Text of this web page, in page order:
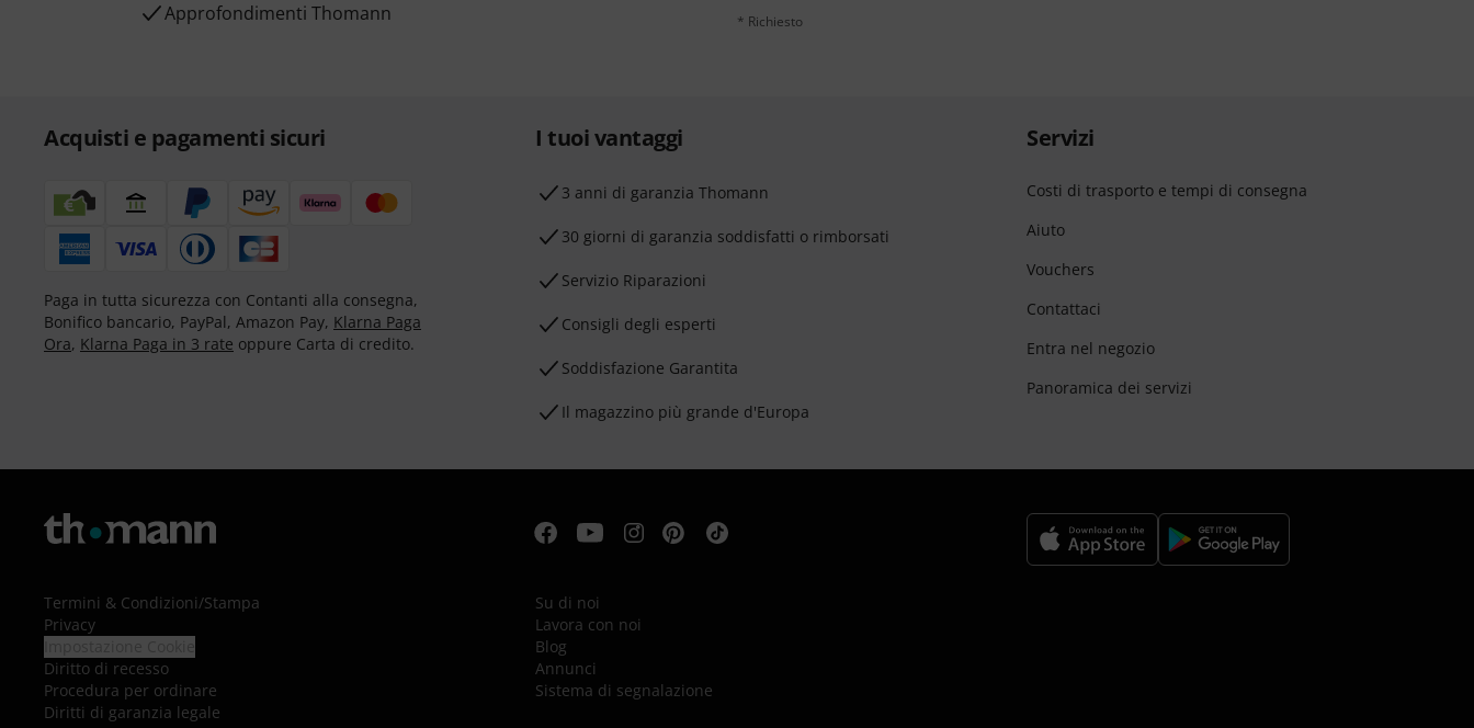
Approfondimenti Thomann
* Richiesto
Acquisti e pagamenti sicuri
Paga in tutta sicurezza con Contanti alla consegna,
Bonifico bancario, PayPal, Amazon Pay, Klarna Paga
Ora, Klarna Paga in 3 rate oppure Carta di credito.
I tuoi vantaggi
3 anni di garanzia Thomann
30 giorni di garanzia soddisfatti o rimborsati
Servizio Riparazioni
Consigli degli esperti
Soddisfazione Garantita
Il magazzino più grande d'Europa
Servizi
Costi di trasporto e tempi di consegna
Aiuto
Vouchers
Contattaci
Entra nel negozio
Panoramica dei servizi
Termini & Condizioni/Stampa
Privacy
Diritto di recesso
Procedura per ordinare
Diritti di garanzia legale
Su di noi
Lavora con noi
Blog
Annunci
Sistema di segnalazione